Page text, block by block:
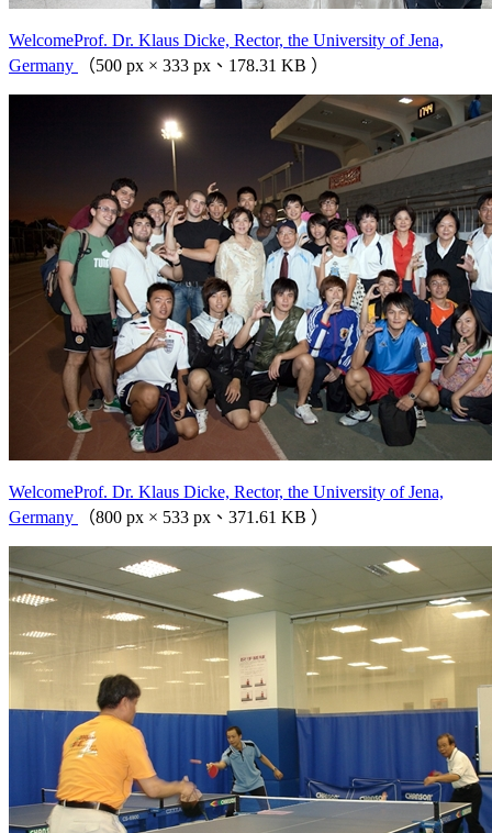
WelcomeProf. Dr. Klaus Dicke, Rector, the University of Jena,
Germany
（500 px × 333 px、178.31 KB ）
WelcomeProf. Dr. Klaus Dicke, Rector, the University of Jena,
Germany
（800 px × 533 px、371.61 KB ）